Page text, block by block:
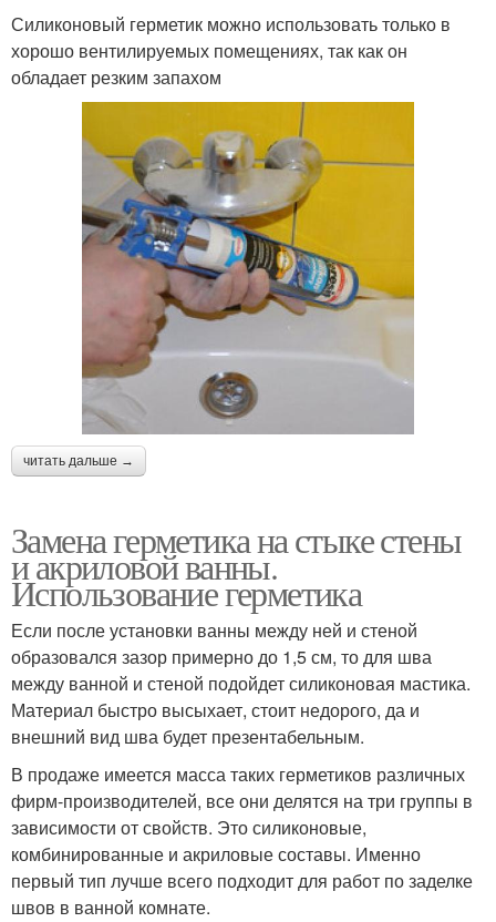
Силиконовый герметик можно использовать только в
хорошо вентилируемых помещениях, так как он
обладает резким запахом
читать дальше →
Замена герметика на стыке стены
и акриловой ванны.
Использование герметика
Если после установки ванны между ней и стеной
образовался зазор примерно до 1,5 см, то для шва
между ванной и стеной подойдет силиконовая мастика.
Материал быстро высыхает, стоит недорого, да и
внешний вид шва будет презентабельным.
В продаже имеется масса таких герметиков различных
фирм-производителей, все они делятся на три группы в
зависимости от свойств. Это силиконовые,
комбинированные и акриловые составы. Именно
первый тип лучше всего подходит для работ по заделке
швов в ванной комнате.